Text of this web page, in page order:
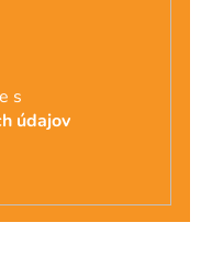
s
údajov